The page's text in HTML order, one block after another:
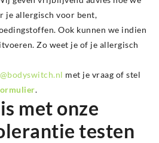
je allergisch voor bent,
Ook kunnen we indien
Zo weet je of je allergisch
met je vraag of stel
.
met onze
testen